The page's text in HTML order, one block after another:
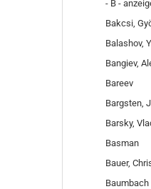
- B -
Bakcsi,
Balashov,
Bangiev,
Bareev
Bargsten,
Barsky,
Basman
Bauer,
Baumbach